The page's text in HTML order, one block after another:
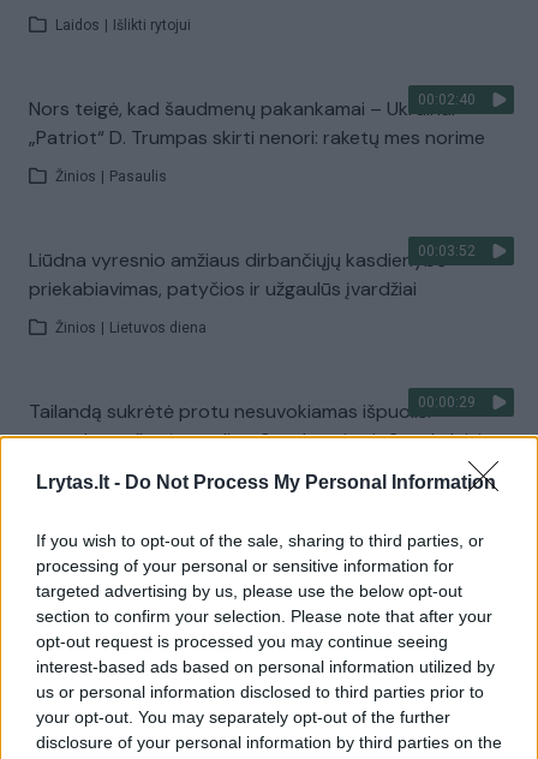
Lrytas.lt - Do Not Process My Personal Information
If you wish to opt-out of the sale, sharing to third parties, or
processing of your personal or sensitive information for
targeted advertising by us, please use the below opt-out
section to confirm your selection. Please note that after your
opt-out request is processed you may continue seeing
interest-based ads based on personal information utilized by
us or personal information disclosed to third parties prior to
your opt-out. You may separately opt-out of the further
disclosure of your personal information by third parties on the
Laidos Išlikti rytojui
00:02:40
Nors teigė, kad šaudmenų pakankamai – Ukrainai
„Patriot“ D. Trumpas skirti nenori: raketų mes norime
Žinios Pasaulis
00:03:52
Liūdna vyresnio amžiaus dirbančiųjų kasdienybė –
priekabiavimas, patyčios ir užgaulūs įvardžiai
Žinios Lietuvos diena
00:00:29
Tailandą sukrėtė protu nesuvokiamas išpuolis:
paauglys nušovė senelius, 3 mokytojus ir 3 moksleivius
Žinios | Pasaulis
Visi įrašai
Žiūrimiausi įrašai
00:00:30